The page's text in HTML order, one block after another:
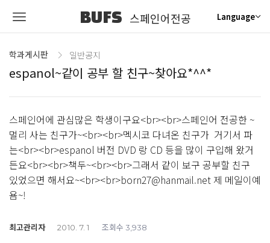
BUFS 스페인어전공 Language
학과게시판 일반공지
espanol~같이 공부 할 친구~찾아요*^^*
스페인어에 관심많은 학생이구요<br><br>스페인어 전공한 ~
멀리 사는 친구가~<br><br>멕시코 다녀온 친구가 거기서 파
는<br><br>espanol 버전 DVD 랑 CD 등을 많이 구입해 왔거
든요<br><br>책두~<br><br>그래서 같이 보구 공부할 친구
있었으면 해서요~<br><br>born27@hanmail.net 제 메일이예
욤~!
최고관리자 2010. 7. 1 조회수 3,938